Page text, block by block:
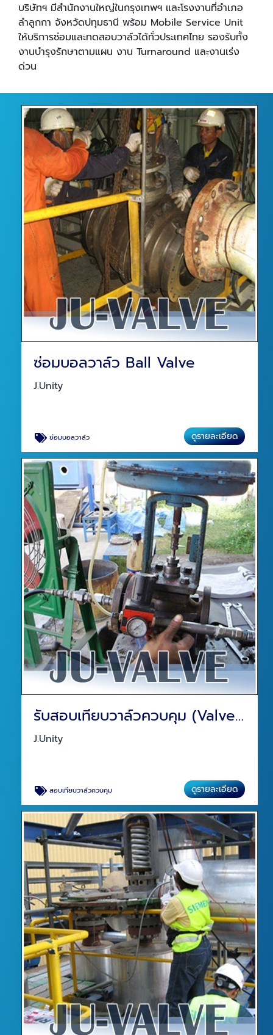
บริษัทฯ มีสำนักงานใหญ่ในกรุงเทพฯ และโรงงานที่อำเภอ
ลำลูกกา จังหวัดปทุมธานี พร้อม Mobile Service Unit
ให้บริการซ่อมและทดสอบวาล์วได้ทั่วประเทศไทย รองรับทั้ง
งานบำรุงรักษาตามแผน งาน Turnaround และงานเร่ง
ด่วน
ซ่อมบอลวาล์ว Ball Valve
J.Unity
ซ่อมบอลวาล์ว ดูรายละเอียด
รับสอบเทียบวาล์วควบคุม (Valve Calibration)
J.Unity
สอบเทียบวาล์วควบคุม ดูรายละเอียด